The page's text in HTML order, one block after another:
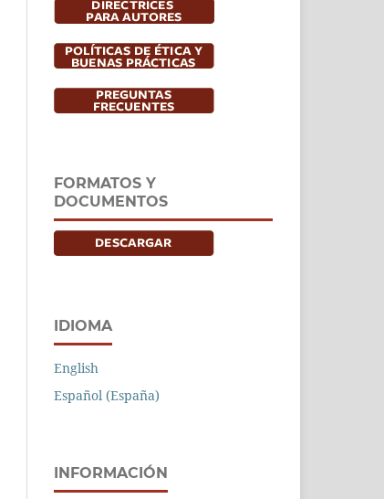
FORMATOS Y
DOCUMENTOS
IDIOMA
English
Español (España)
INFORMACIÓN